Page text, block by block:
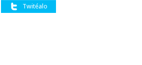
Twitéalo